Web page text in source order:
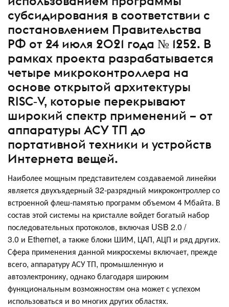
субсидирования в соответствии с
постановлением Правительства
РФ от 24 июля 2021 года № 1252. В
рамках проекта разрабатывается
четыре микроконтроллера на
основе открытой архитектуры
RISC‑V, которые перекрывают
широкий спектр применений – от
аппаратуры АСУ ТП до
портативной техники и устройств
Интернета вещей.
Наиболее мощным представителем создаваемой линейки
является двухъядерный 32‑разрядный микроконтроллер со
встроенной флеш-памятью программ объемом 4 Мбайта. В
состав этой системы на кристалле войдет богатый набор
последовательных протоколов, включая USB 2.0 /
3.0 и Ethernet, а также блоки ШИМ, ЦАП, АЦП и ряд других.
Сфера применения данной микросхемы включает, прежде
всего, аппаратуру АСУ ТП, промышленную и
автоэлектронику, однако благодаря широким
функциональным возможностям она может с успехом
использоваться и во многих других областях.